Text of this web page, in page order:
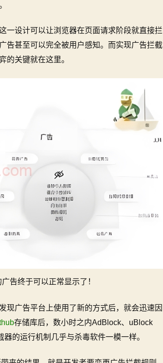
一设计可以让浏览器在页面请求阶段就直接拦
告甚至可以完全被用户感知。而实现广告拦截
的关键就在这里。
告终于可以正常显示了！
现广告平台上使用了新的方式后，就会迅速因
存储库后，数小时之内AdBlock、uBlock
的运行机制几乎与杀毒软件一模一样。